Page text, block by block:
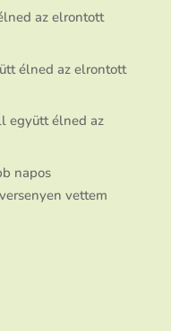
az elrontott
élned az elrontott
együtt élned az
napos
vettem